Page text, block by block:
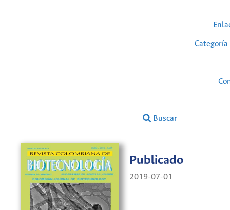
Buscar
Publicado
2019-07-01